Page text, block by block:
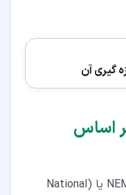
گیری آن
اساس
انجمن ملی تولید کنندگان برق یا NEMA یا (National